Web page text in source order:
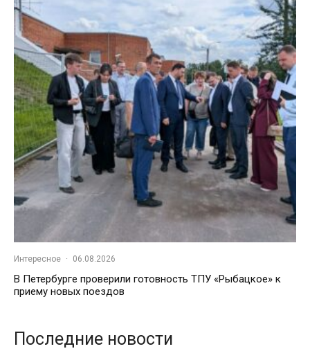
Интересное · 06.08.2026
В Петербурге проверили готовность ТПУ «Рыбацкое» к
приему новых поездов
Последние новости